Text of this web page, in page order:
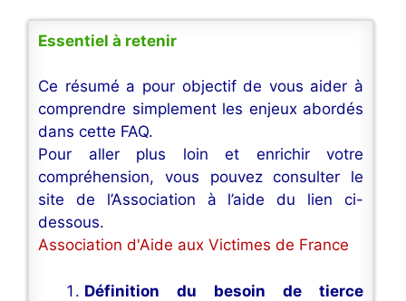
Essentiel à retenir
Ce résumé a pour objectif de vous aider à
comprendre simplement les enjeux abordés
dans cette FAQ.
Pour aller plus loin et enrichir votre
compréhension, vous pouvez consulter le
site de l’Association à l’aide du lien ci-
dessous.
Association d'Aide aux Victimes de France
Définition du besoin de tierce